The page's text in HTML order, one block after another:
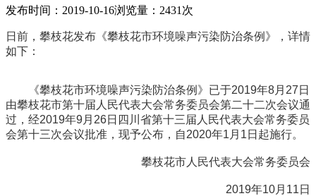
发布时间：2019-10-16浏览量：2431次
日前，攀枝花发布《攀枝花市环境噪声污染防治条例》，详情
如下：
《攀枝花市环境噪声污染防治条例》已于2019年8月27日
由攀枝花市第十届人民代表大会常务委员会第二十二次会议通
过，经2019年9月26日四川省第十三届人民代表大会常务委员
会第十三次会议批准，现予公布，自2020年1月1日起施行。
攀枝花市人民代表大会常务委员会
2019年10月11日